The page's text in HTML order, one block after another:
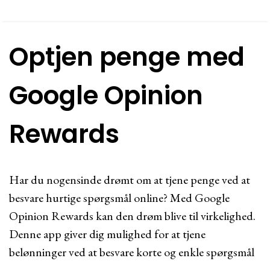
Optjen penge med
Google Opinion
Rewards
Har du nogensinde drømt om at tjene penge ved at
besvare hurtige spørgsmål online? Med Google
Opinion Rewards kan den drøm blive til virkelighed.
Denne app giver dig mulighed for at tjene
belønninger ved at besvare korte og enkle spørgsmål